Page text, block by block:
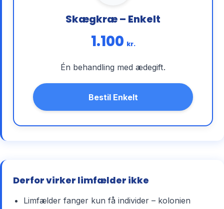
Skægkræ – Enkelt
1.100 kr.
Én behandling med ædegift.
Bestil Enkelt
Derfor virker limfælder ikke
Limfælder fanger kun få individer – kolonien